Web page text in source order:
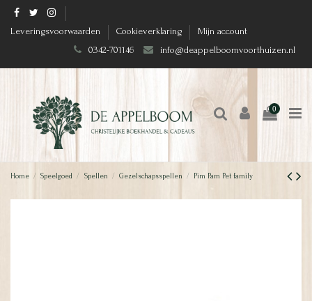
Leveringsvoorwaarden Cookieverklaring
Mijn account
0342-701146
info@deappelboomvoorthuizen.nl
0
Home Speelgoed Spellen Gezelschapsspellen Pim Pam Pet family